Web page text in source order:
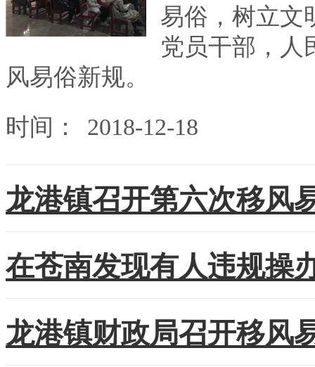
易俗，树立文
党员干部，人
风易俗新规。
时间：
2018-12-18
龙港镇召开第六次移风
在苍南发现有人违规操
龙港镇财政局召开移风